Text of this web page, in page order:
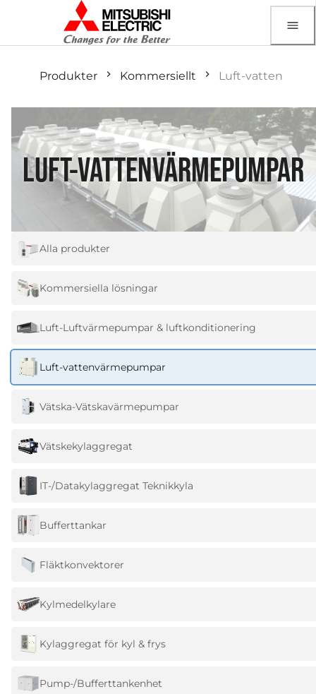
Produkter Kommersiellt Luft-vatten
LUFT-VATTENVÄRMEPUMPAR
Alla produkter
Kommersiella lösningar
Luft-Luftvärmepumpar & luftkonditionering
Luft-vattenvärmepumpar
Vätska-Vätskavärmepumpar
Vätskekylaggregat
IT-/Datakylaggregat Teknikkyla
Bufferttankar
Fläktkonvektorer
Kylmedelkylare
Kylaggregat för kyl & frys
Pump-/Bufferttankenhet